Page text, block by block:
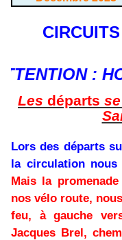
:
Les départs
Lors des départs
la circulation
Mais la
nos vélo route,
feu, à gauche
Jacques Brel,